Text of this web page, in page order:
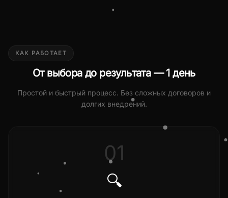
КАК РАБОТАЕТ
От выбора до результата — 1 день
Простой и быстрый процесс. Без сложных договоров и
долгих внедрений.
01
🔍